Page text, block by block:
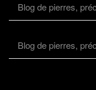
Blog de pierres,
Blog de pierres,